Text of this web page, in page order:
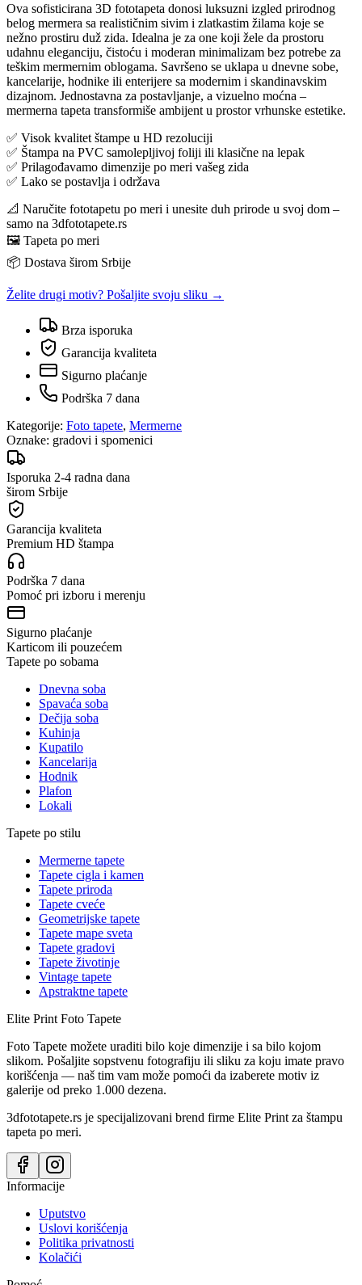
Ova sofisticirana 3D fototapeta donosi luksuzni izgled prirodnog
belog mermera sa realističnim sivim i zlatkastim žilama koje se
nežno prostiru duž zida. Idealna je za one koji žele da prostoru
udahnu eleganciju, čistoću i moderan minimalizam bez potrebe za
teškim mermernim oblogama. Savršeno se uklapa u dnevne sobe,
kancelarije, hodnike ili enterijere sa modernim i skandinavskim
dizajnom. Jednostavna za postavljanje, a vizuelno moćna –
mermerna tapeta transformiše ambijent u prostor vrhunske estetike.
✅ Visok kvalitet štampe u HD rezoluciji
✅ Štampa na PVC samolepljivoj foliji ili klasične na lepak
✅ Prilagođavamo dimenzije po meri vašeg zida
✅ Lako se postavlja i održava
📐 Naručite fototapetu po meri i unesite duh prirode u svoj dom –
samo na 3dfototapete.rs
🖼️ Tapeta po meri
📦 Dostava širom Srbije
Želite drugi motiv? Pošaljite svoju sliku →
Brza isporuka
Garancija kvaliteta
Sigurno plaćanje
Podrška 7 dana
Kategorije: Foto tapete, Mermerne
Oznake: gradovi i spomenici
Isporuka 2-4 radna dana
širom Srbije
Garancija kvaliteta
Premium HD štampa
Podrška 7 dana
Pomoć pri izboru i merenju
Sigurno plaćanje
Karticom ili pouzećem
Tapete po sobama
Dnevna soba
Spavaća soba
Dečija soba
Kuhinja
Kupatilo
Kancelarija
Hodnik
Plafon
Lokali
Tapete po stilu
Mermerne tapete
Tapete cigla i kamen
Tapete priroda
Tapete cveće
Geometrijske tapete
Tapete mape sveta
Tapete gradovi
Tapete životinje
Vintage tapete
Apstraktne tapete
Elite Print Foto Tapete
Foto Tapete možete uraditi bilo koje dimenzije i sa bilo kojom
slikom. Pošaljite sopstvenu fotografiju ili sliku za koju imate pravo
korišćenja — naš tim vam može pomoći da izaberete motiv iz
galerije od preko 1.000 dezena.
3dfototapete.rs je specijalizovani brend firme Elite Print za štampu
tapeta po meri.
Informacije
Uputstvo
Uslovi korišćenja
Politika privatnosti
Kolačići